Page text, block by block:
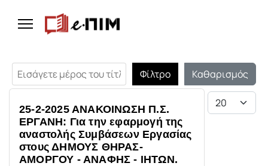
Εισάγετε μέρος του τίτλου.
Φίλτρο
Καθαρισμός
Εμφάνιση #
25-2-2025 ΑΝΑΚΟΙΝΩΣΗ Π.Σ.
ΕΡΓΑΝΗ: Για την εφαρμογή της
αναστολής Συμβάσεων Εργασίας
στους ΔΗΜΟΥΣ ΘΗΡΑΣ-
ΑΜΟΡΓΟΥ - ΑΝΑΦΗΣ - ΙΗΤΩΝ.